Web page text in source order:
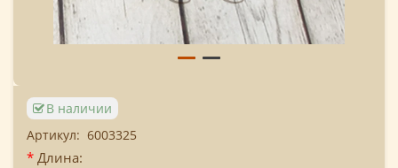
В наличии
Артикул: 6003325
Длина: